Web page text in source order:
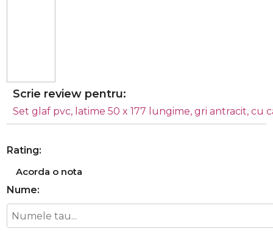
Scrie review pentru:
Set glaf pvc, latime 50 x 177 lungime, gri antracit, cu
Rating:
Acorda o nota
Nume: